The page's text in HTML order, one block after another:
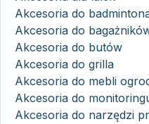
Akcesoria do
Akcesoria do
Akcesoria do butów
Akcesoria do grilla
Akcesoria do mebli
Akcesoria do
Akcesoria do narzędzi